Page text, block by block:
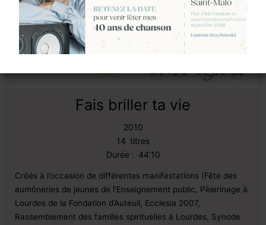
Fais briller ta vie
2010
14 titres
Durée : 44’10
Créés à l’occasion de différentes manifestations (Fête des
aumôneries de jeunes de l’Enseignement public, Pèlerinage à
Lourdes de la Fondation d’Auteuil, Ecclesia 2007,
Rassemblement des familles spirituelles à Lourdes, Synode